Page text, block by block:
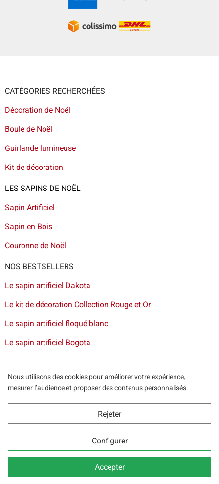
24,00 €
CATÉGORIES RECHERCHÉES
Décoration de Noël
Boule de Noël
Guirlande lumineuse
Kit de décoration
LES SAPINS DE NOËL
Sapin Artificiel
Sapin en Bois
Couronne de Noël
NOS BESTSELLERS
Le sapin artificiel Dakota
Le kit de décoration Collection Rouge et Or
Le sapin artificiel floqué blanc
Le sapin artificiel Bogota
Paris-Livraison de votre sapin à Nantes-Livraison de
sapin artificiel à Bordeaux
© Sapins.fr 2025 -Conditions générales-Politique de
Cookie Relevé-
Nous utilisons des cookies pour améliorer votre expérience,
mesurer l’audience et proposer des contenus personnalisés.
Rejeter
Configurer
Accepter